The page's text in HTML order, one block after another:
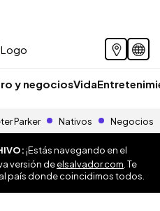
y negociosVida
Parker Nativos Negocios
¡Estás navegando en el
versión deelsalvador.com . Te
país donde coincidimos todos.